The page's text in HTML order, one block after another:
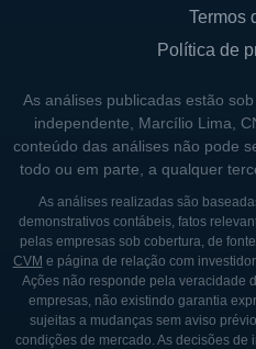
Termos
Política de
As análises publicadas estão
independente, Marcílio Lima,
conteúdo das análises não pode
todo ou em parte, a qualquer
As análises realizadas são
demonstrativos contábeis, fatos
pelas empresas sob cobertura, de
CVM e página de relação com
Ações não responde pela veracidade
empresas, não existindo garantia
sujeitas a mudanças sem aviso
condições de mercado. As decisões